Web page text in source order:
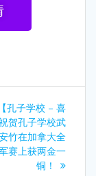
【孔子学校 – 喜
贺孔子学校武
竹在加拿大全
赛上获两金一
铜！